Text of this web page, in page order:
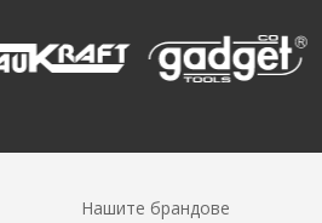
Нашите брандове